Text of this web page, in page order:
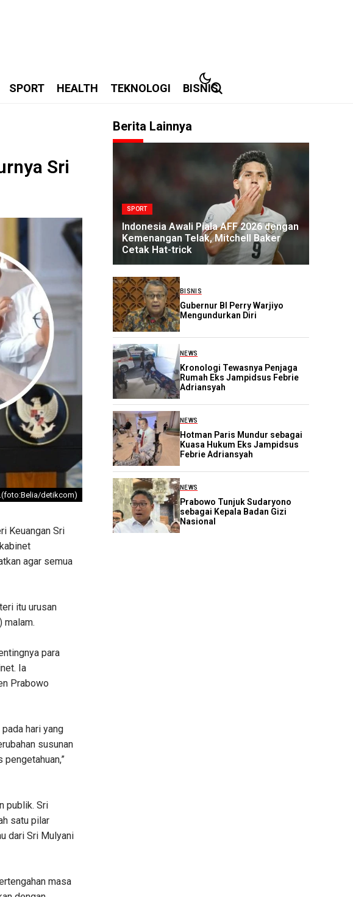
SPORT HEALTH TEKNOLOGI BISNIS
Sri
detikcom)
Keuangan Sri
agar semua
itu urusan
malam.
para
Ia
Prabowo
hari yang
susunan
publik. Sri
satu pilar
dari Sri Mulyani
masa
Berita Lainnya
SPORT
Indonesia Awali Piala AFF 2026 dengan
Kemenangan Telak, Mitchell Baker
Cetak Hat-trick
BISNIS
Gubernur BI Perry Warjiyo
Mengundurkan Diri
NEWS
Kronologi Tewasnya Penjaga
Rumah Eks Jampidsus Febrie
Adriansyah
NEWS
Hotman Paris Mundur sebagai
Kuasa Hukum Eks Jampidsus
Febrie Adriansyah
NEWS
Prabowo Tunjuk Sudaryono
sebagai Kepala Badan Gizi
Nasional